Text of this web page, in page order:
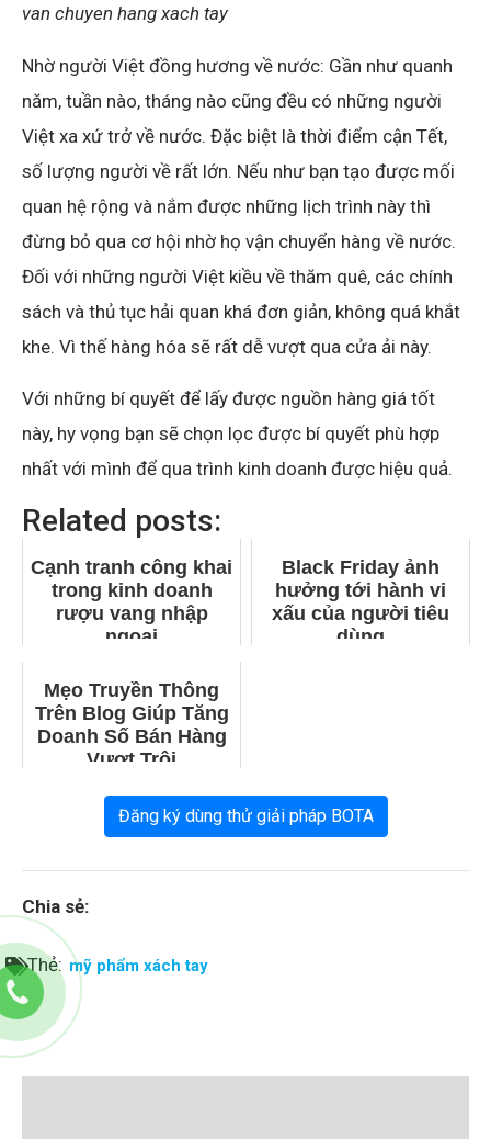
van chuyen hang xach tay
Nhờ người Việt đồng hương về nước: Gần như quanh
năm, tuần nào, tháng nào cũng đều có những người
Việt xa xứ trở về nước. Đặc biệt là thời điểm cận Tết,
số lượng người về rất lớn. Nếu như bạn tạo được mối
quan hệ rộng và nắm được những lịch trình này thì
đừng bỏ qua cơ hội nhờ họ vận chuyển hàng về nước.
Đối với những người Việt kiều về thăm quê, các chính
sách và thủ tục hải quan khá đơn giản, không quá khắt
khe. Vì thế hàng hóa sẽ rất dễ vượt qua cửa ải này.
Với những bí quyết để lấy được nguồn hàng giá tốt
này, hy vọng bạn sẽ chọn lọc được bí quyết phù hợp
nhất với mình để qua trình kinh doanh được hiệu quả.
Related posts:
Cạnh tranh công khai
trong kinh doanh
rượu vang nhập
ngoại
Black Friday ảnh
hưởng tới hành vi
xấu của người tiêu
dùng
Mẹo Truyền Thông
Trên Blog Giúp Tăng
Doanh Số Bán Hàng
Vượt Trội
Đăng ký dùng thử giải pháp BOTA
Chia sẻ:
Thẻ: mỹ phẩm xách tay